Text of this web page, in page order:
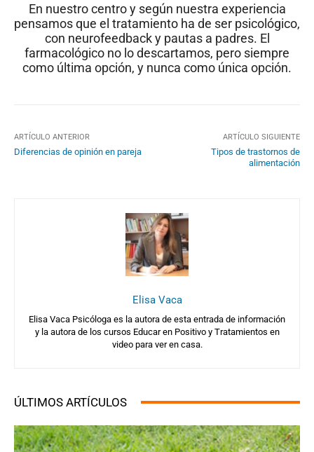
En nuestro centro y según nuestra experiencia
pensamos que el tratamiento ha de ser psicológico,
con neurofeedback y pautas a padres. El
farmacológico no lo descartamos, pero siempre
como última opción, y nunca como única opción.
ARTÍCULO ANTERIOR
Diferencias de opinión en pareja
ARTÍCULO SIGUIENTE
Tipos de trastornos de
alimentación
Elisa Vaca
Elisa Vaca Psicóloga es la autora de esta entrada de información
y la autora de los cursos Educar en Positivo y Tratamientos en
video para ver en casa.
ÚLTIMOS ARTÍCULOS